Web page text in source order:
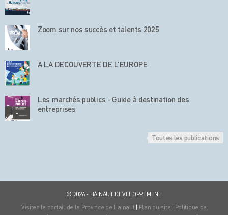
Zoom sur nos succès et talents 2025
A LA DECOUVERTE DE L’EUROPE
Les marchés publics - Guide à destination des
entreprises
Toutes les publications
© 2026 - HAINAUT DEVELOPPEMENT
Visitez le portail de la Province de Hainaut | Plan du site | Politique de